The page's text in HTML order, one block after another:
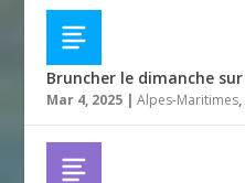
Bruncher le dimanche
Mar 4, 2025 |Alpes-Maritimes,